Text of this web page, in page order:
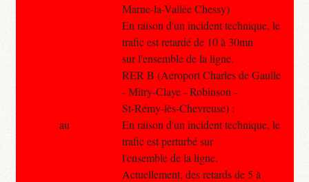
Marne-la-Vallée Chessy)
En raison d'un incident technique, le
trafic est retardé de 10 à 30mn
sur l'ensemble de la ligne.
RER B (Aéroport Charles de Gaulle
- Mitry-Claye - Robinson -
St-Rémy-lès-Chevreuse) :
En raison d'un incident technique, le
trafic est perturbé sur
l'ensemble de la ligne.
Actuellement, des retards de 5 à
au